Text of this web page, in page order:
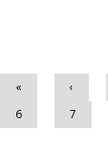
« ‹
6
7